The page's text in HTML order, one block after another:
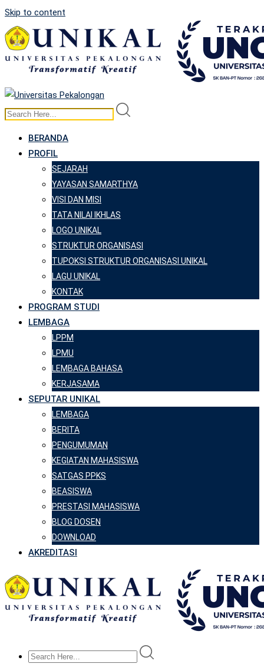
Skip to content
BERANDA
PROFIL
SEJARAH
YAYASAN SAMARTHYA
VISI DAN MISI
TATA NILAI IKHLAS
LOGO UNIKAL
STRUKTUR ORGANISASI
TUPOKSI STRUKTUR ORGANISASI UNIKAL
LAGU UNIKAL
KONTAK
PROGRAM STUDI
LEMBAGA
LPPM
LPMU
LEMBAGA BAHASA
KERJASAMA
SEPUTAR UNIKAL
LEMBAGA
BERITA
PENGUMUMAN
KEGIATAN MAHASISWA
SATGAS PPKS
BEASISWA
PRESTASI MAHASISWA
BLOG DOSEN
DOWNLOAD
AKREDITASI